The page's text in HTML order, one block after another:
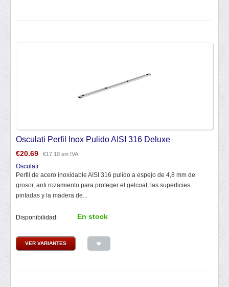
Osculati Perfil Inox Pulido AISI 316 Deluxe
€20.69 €17.10 sin IVA
Osculati
Perfil de acero inoxidable AISI 316 pulido a espejo de 4,8 mm de
grosor, anti rozamiento para proteger el gelcoat, las superficies
pintadas y la madera de...
Disponibilidad: En stock
VER VARIANTES